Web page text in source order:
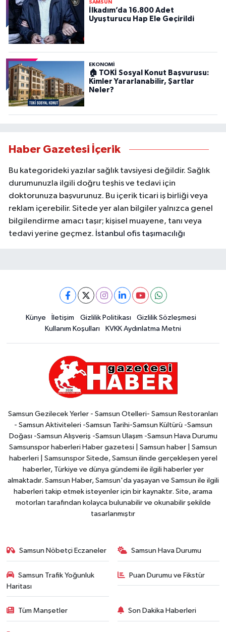
SAMSUN
İlkadım’da 16.800 Adet
Uyuşturucu Hap Ele Geçirildi
EKONOMİ
🏠 TOKİ Sosyal Konut Başvurusu:
Kimler Yararlanabilir, Şartlar
Neler?
Haber Gazetesi İçerik
Bu kategorideki yazılar sağlık tavsiyesi değildir. Sağlık
durumunuzla ilgili doğru teşhis ve tedavi için
doktorunuza başvurunuz. Bu içerik ticari iş birliği veya
reklam içerebilir. Sitede yer alan bilgiler yalnızca genel
bilgilendirme amacı taşır; kişisel muayene, tanı veya
tedavi yerine geçmez. İstanbul ofis taşımacılığı
Künye İletişim Gizlilik Politikası
Gizlilik Sözleşmesi
Kullanım Koşulları
KVKK Aydınlatma Metni
Samsun Gezilecek Yerler - Samsun Otelleri- Samsun Restoranları
- Samsun Aktiviteleri -Samsun Tarihi-Samsun Kültürü -Samsun
Doğası -Samsun Alışveriş -Samsun Ulaşım -Samsun Hava Durumu
Samsunspor haberleri Haber gazetesi | Samsun haber | Samsun
haberleri | Samsunspor Sitede, Samsun ilinde gerçekleşen yerel
haberler, Türkiye ve dünya gündemi ile ilgili haberler yer
almaktadır. Samsun Haber, Samsun'da yaşayan ve Samsun ile ilgili
haberleri takip etmek isteyenler için bir kaynaktır. Site, arama
motorları tarafından kolayca bulunabilir ve okunabilir şekilde
tasarlanmıştır
Samsun Nöbetçi Eczaneler Samsun Hava Durumu
Samsun Trafik Yoğunluk
Haritası
Puan Durumu ve Fikstür
Tüm Manşetler Son Dakika Haberleri